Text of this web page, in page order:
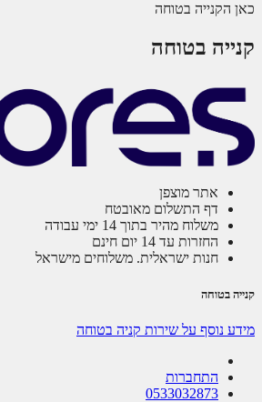
הקנייה בטוחה
בטוחה
אתר מוצפן
דף התשלום מאובטח
משלוח מהיר בתוך 14 ימי עבודה
החזרות עד 14 יום חינם
חנות ישראלית. משלוחים מישראל
בטוחה
נוסף על שירות קניה בטוחה
התחברות
0533032873